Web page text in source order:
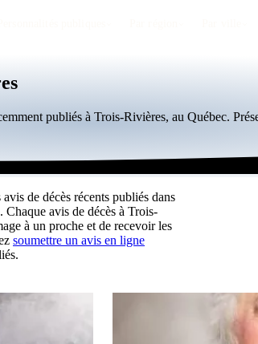
publiés à Trois-Rivières, au Québec.
de décès récents publiés dans
avis de décès à Trois-
à un proche et de recevoir les
soumettre un avis en ligne